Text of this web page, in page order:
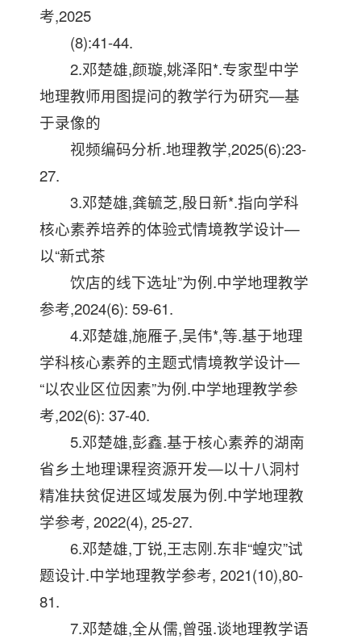
考,2025
(8):41-44.
2.邓楚雄,颜璇,姚泽阳*.专家型中学
地理教师用图提问的教学行为研究—基
于录像的
视频编码分析.地理教学,2025(6):23-
27.
3.邓楚雄,龚毓芝,殷日新*.指向学科
核心素养培养的体验式情境教学设计—
以“新式茶
饮店的线下选址”为例.中学地理教学
参考,2024(6): 59-61.
4.邓楚雄,施雁子,吴伟*,等.基于地理
学科核心素养的主题式情境教学设计—
“以农业区位因素”为例.中学地理教学参
考,202(6): 37-40.
5.邓楚雄,彭鑫.基于核心素养的湖南
省乡土地理课程资源开发—以十八洞村
精准扶贫促进区域发展为例.中学地理教
学参考, 2022(4), 25-27.
6.邓楚雄,丁锐,王志刚.东非“蝗灾”试
题设计.中学地理教学参考, 2021(10),80-
81.
7.邓楚雄,全从儒,曾强.谈地理教学语